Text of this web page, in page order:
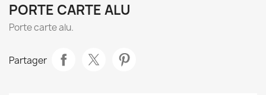
PORTE CARTE ALU
Porte carte alu.
Partager